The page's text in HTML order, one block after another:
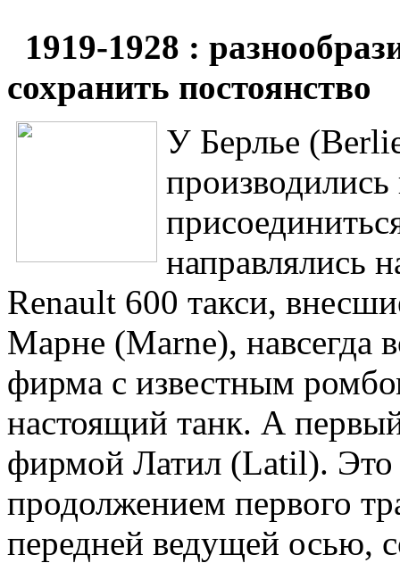
1919-1928 :
сохранить постоянство
У Берлье
направлялись
Renault 600 такси,
Марне (Marne), навсегда
фирма с известным
настоящий танк. А
фирмой Латил (Latil). Это
продолжением первого
передней ведущей осью,